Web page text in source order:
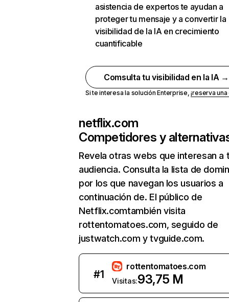
asistencia de expertos te ayudan a
proteger tu mensaje y a convertir la
visibilidad de la IA en crecimiento
cuantificable
Comsulta tu visibilidad en la IA →
Si te interesa la solución Enterprise,¡reserva
netflix.com
Competidores y
Revela otras webs que interesan a
audiencia. Consulta la lista de
por los que navegan los usuarios a
continuación de. El público de
Netflix.comtambién visita
rottentomatoes.com, seguido de
justwatch.com y tvguide.com.
#1
rottentomatoes.com
Visitas:93,75 M